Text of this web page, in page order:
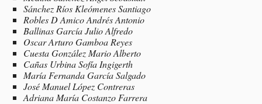
Sánchez Ríos Kleómenes Santiago
Robles D Amico Andrés Antonio
Ballinas García Julio Alfredo
Oscar Arturo Gamboa Reyes
Cuesta González Mario Alberto
Cañas Urbina Sofía Ingigerth
María Fernanda García Salgado
José Manuel López Contreras
Adriana María Costanzo Farrera